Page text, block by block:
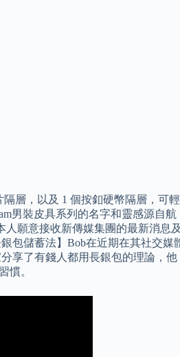
層，以及 1 個按釦硬幣隔層，可輕
男裝皮具系列的名字和靈感源自航
人願意接收新傳媒集團的最新消息及
包儲蓄法】Bob在近期在其社交媒
享了有錢人都用長銀包的理論，他
慣。